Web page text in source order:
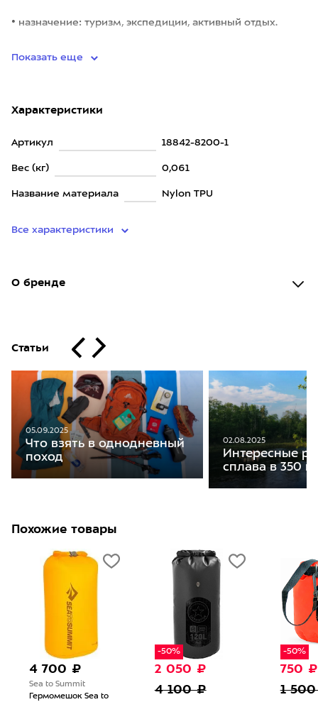
• назначение: туризм, экспедиции, активный отдых.
Показать еще
Характеристики
Артикул 18842-8200-1
Вес (кг) 0,061
Название материала Nylon TPU
Все характеристики
О бренде
Статьи
05.09.2025
Что взять в однодневный
поход
02.08.2025
Интересные
сплава в 350
Похожие товары
4 700 ₽
Sea to Summit
Гермомешок Sea to
-50%
2 050 ₽
4 100 ₽
-50%
750 ₽
1